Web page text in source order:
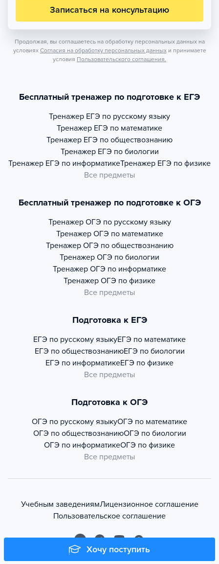
Хочу поступить
Записаться на консультацию
Продолжая, вы соглашаетесь на обработку персональных данных на
условиях Согласия на обработку персональных данных и принимаете
условия Пользовательского соглашения.
Бесплатный тренажер по подготовке к ЕГЭ
Тренажер ЕГЭ по русскому языку
Тренажер ЕГЭ по математике
Тренажер ЕГЭ по обществознанию
Тренажер ЕГЭ по биологии
Тренажер ЕГЭ по информатикеТренажер ЕГЭ по физике
Все предметы
Бесплатный тренажер по подготовке к ОГЭ
Тренажер ОГЭ по русскому языку
Тренажер ОГЭ по математике
Тренажер ОГЭ по обществознанию
Тренажер ОГЭ по биологии
Тренажер ОГЭ по информатике
Тренажер ОГЭ по физике
Все предметы
Подготовка к ЕГЭ
ЕГЭ по русскому языкуЕГЭ по математике
ЕГЭ по обществознаниюЕГЭ по биологии
ЕГЭ по информатикеЕГЭ по физике
Все предметы
Подготовка к ОГЭ
ОГЭ по русскому языкуОГЭ по математике
ОГЭ по обществознаниюОГЭ по биологии
ОГЭ по информатикеОГЭ по физике
Все предметы
Учебным заведениямЛицензионное соглашение
Пользовательское соглашение